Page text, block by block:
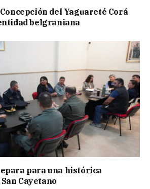
del Yaguareté Corá
belgraniana
para una histórica
Cayetano